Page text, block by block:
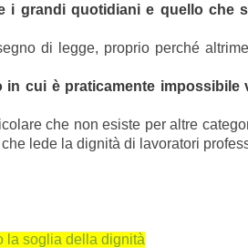
i grandi quotidiani e quello che
di legge, proprio perché
cui è praticamente impossibile
che non esiste per altre
lede la dignità di lavoratori
la soglia della dignità